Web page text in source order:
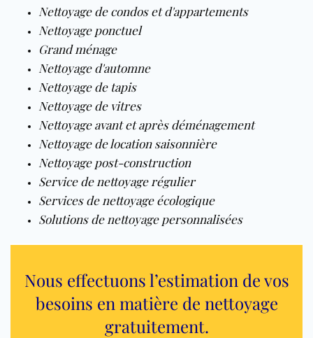
Nettoyage de condos et d'appartements
Nettoyage ponctuel
Grand ménage
Nettoyage d'automne
Nettoyage de tapis
Nettoyage de vitres
Nettoyage avant et après déménagement
Nettoyage de location saisonnière
Nettoyage post-construction
Service de nettoyage régulier
Services de nettoyage écologique
Solutions de nettoyage personnalisées
Nous effectuons l’estimation de vos
besoins en matière de nettoyage
gratuitement.